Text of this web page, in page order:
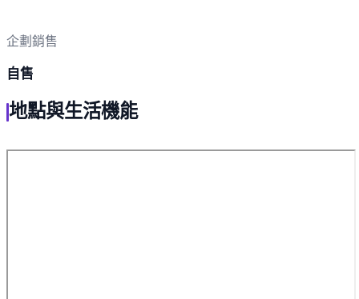
企劃銷售
自售
地點與生活機能